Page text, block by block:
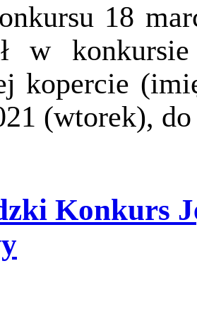
18
w
kopercie
(wtorek), do
Konkurs